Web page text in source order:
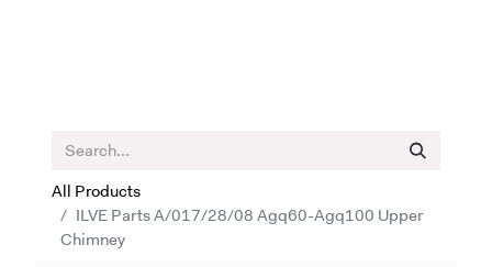
All Products
ILVE Parts A/017/28/08 Agq60-Agq100 Upper
Chimney